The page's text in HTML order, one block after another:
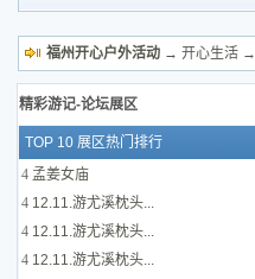
福州开心户外活动→ 开心生活→
精彩游记-论坛展区
TOP 10 展区热门排行
4孟姜女庙
412.11.游尤溪枕头...
412.11.游尤溪枕头...
412.11.游尤溪枕头...